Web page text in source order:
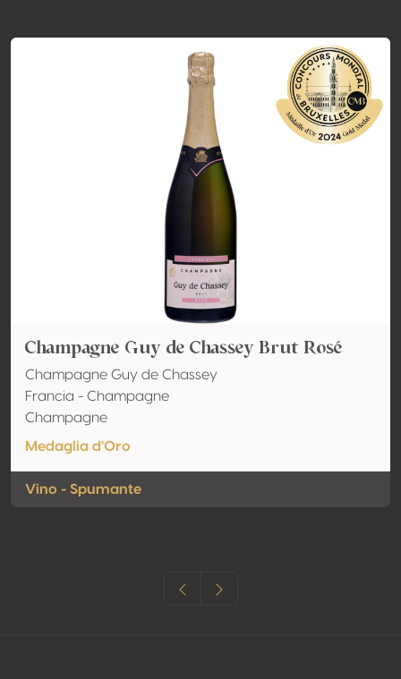
Champagne Guy de Chassey Brut Rosé
Champagne Guy de Chassey
Francia - Champagne
Champagne
Medaglia d'Oro
Vino - Spumante